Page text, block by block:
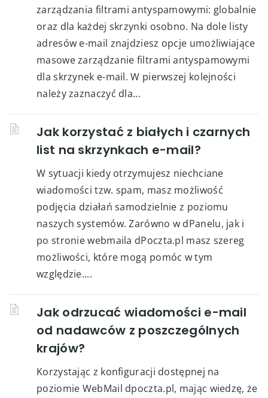
zarządzania filtrami antyspamowymi: globalnie
oraz dla każdej skrzynki osobno. Na dole listy
adresów e-mail znajdziesz opcje umożliwiające
masowe zarządzanie filtrami antyspamowymi
dla skrzynek e-mail. W pierwszej kolejności
należy zaznaczyć dla...
Jak korzystać z białych i czarnych
list na skrzynkach e-mail?
W sytuacji kiedy otrzymujesz niechciane
wiadomości tzw. spam, masz możliwość
podjęcia działań samodzielnie z poziomu
naszych systemów. Zarówno w dPanelu, jak i
po stronie webmaila dPoczta.pl masz szereg
możliwości, które mogą pomóc w tym
względzie....
Jak odrzucać wiadomości e-mail
od nadawców z poszczególnych
krajów?
Korzystając z konfiguracji dostępnej na
poziomie WebMail dpoczta.pl, mając wiedzę, że